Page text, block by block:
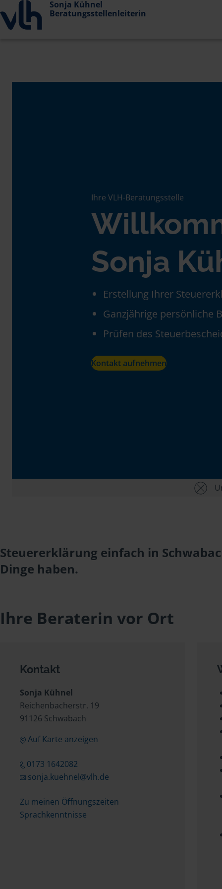
Sonja Kühnel
Beratungsstellenleiterin
Ihre VLH-Beratungsstelle
Sonja
Erstellung Ihrer
Ganzjährige persönliche
Prüfen des
Kontakt aufnehmen
Steuererklärung einfach in
Dinge haben.
Ihre Beraterin vor Ort
Kontakt
Sonja Kühnel
Reichenbacherstr. 19
91126 Schwabach
Auf Karte anzeigen
0173 1642082
sonja.kuehnel@vlh.de
Zu meinen Öffnungszeiten
Sprachkenntnisse